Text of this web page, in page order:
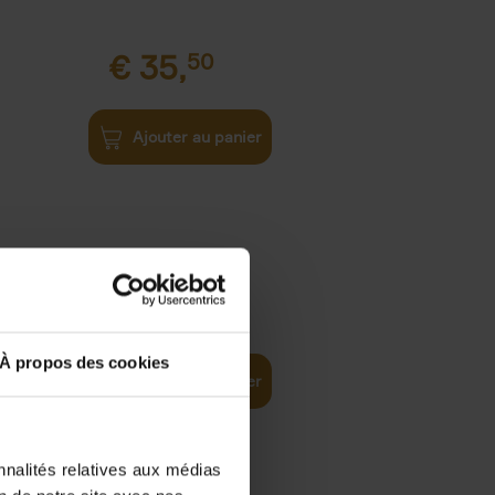
À propos des cookies
relatives aux médias
€ 35,50
Ajouter au panier
37,50
Ajouter au panier